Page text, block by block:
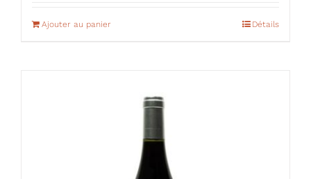
Ajouter au panier Détails